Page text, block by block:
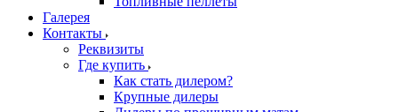
Галерея
Контакты
Реквизиты
Где купить
Как стать дилером?
Крупные дилеры